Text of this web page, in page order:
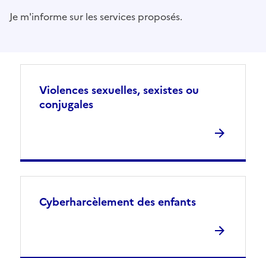
Je m'informe sur les services proposés.
Violences sexuelles, sexistes ou
conjugales
Cyberharcèlement des enfants